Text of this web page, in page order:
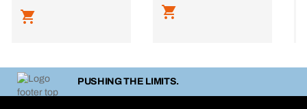
PUSHING THE LIMITS.